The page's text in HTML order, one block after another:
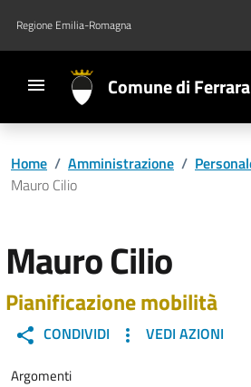
Vai al contenuto principale
Vai al footer
Regione Emilia-Romagna
Comune di Ferrara
Home / Amministrazione /
Mauro Cilio
Mauro Cilio
Pianificazione mobilità
CONDIVIDI VEDI AZIONI
Argomenti